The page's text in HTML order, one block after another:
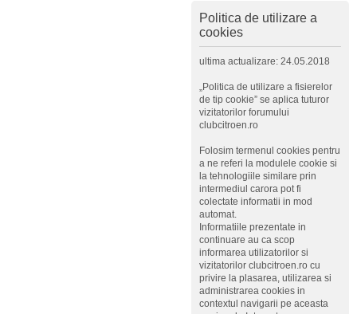
Politica de utilizare a
cookies
ultima actualizare: 24.05.2018
„Politica de utilizare a fisierelor
de tip cookie” se aplica tuturor
vizitatorilor forumului
clubcitroen.ro
Folosim termenul cookies pentru
a ne referi la modulele cookie si
la tehnologiile similare prin
intermediul carora pot fi
colectate informatii in mod
automat.
Informatiile prezentate in
continuare au ca scop
informarea utilizatorilor si
vizitatorilor clubcitroen.ro cu
privire la plasarea, utilizarea si
administrarea cookies in
contextul navigarii pe aceasta